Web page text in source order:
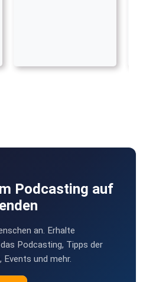
Podcasting auf
an. Erhalte
Podcasting, Tipps der
Events und mehr.